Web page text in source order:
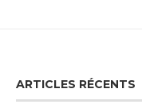
ARTICLES RÉCENTS